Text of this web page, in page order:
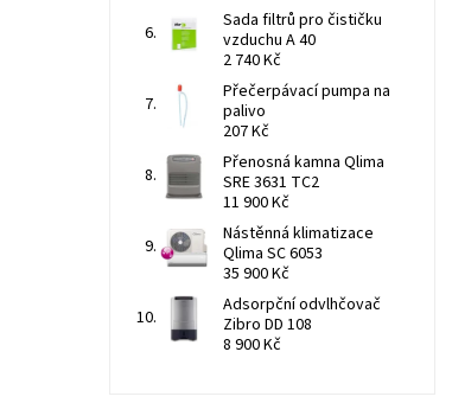
Sada filtrů pro čističku
vzduchu A 40
2 740 Kč
Přečerpávací pumpa na
palivo
207 Kč
Přenosná kamna Qlima
SRE 3631 TC2
11 900 Kč
Nástěnná klimatizace
Qlima SC 6053
35 900 Kč
Adsorpční odvlhčovač
Zibro DD 108
8 900 Kč